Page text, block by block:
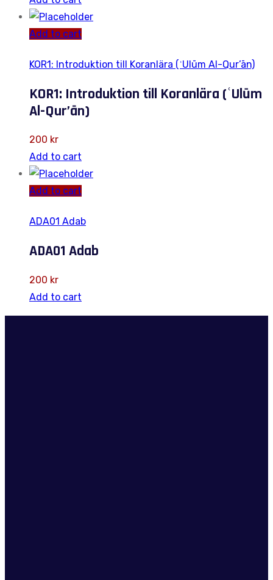
Add to cart
KOR1: Introduktion till Koranlära (ʿUlūm Al-Qur’ān)
KOR1: Introduktion till Koranlära (ʿUlūm
Al-Qur’ān)
200 kr
Add to cart
Add to cart
ADA01 Adab
ADA01 Adab
200 kr
Add to cart